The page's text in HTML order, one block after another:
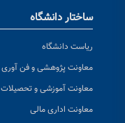
ساختار دانشگاه
ریاست دانشگاه
معاونت پژوهشی و فن آوری
معاونت آموزشی و تحصیلات تکمیلی
معاونت اداری مالی